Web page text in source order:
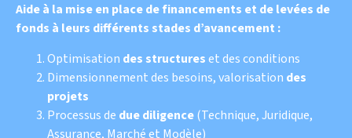
Aide à la mise en place de financements et de levées de
fonds à leurs différents stades d’avancement :
Optimisation des structureset des conditions
Dimensionnement des besoins, valorisation des
projets
Processus de due diligence(Technique, Juridique,
Assurance, Marché et Modèle)